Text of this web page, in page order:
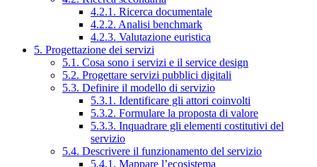
4.2.1. Ricerca documentale
4.2.2. Analisi benchmark
4.2.3. Valutazione euristica
5. Progettazione dei servizi
5.1. Cosa sono i servizi e il service design
5.2. Progettare servizi pubblici digitali
5.3. Definire il modello di servizio
5.3.1. Identificare gli attori coinvolti
5.3.2. Formulare la proposta di valore
5.3.3. Inquadrare gli elementi costitutivi del
servizio
5.4. Descrivere il funzionamento del servizio
5.4.1. Mappare l’ecosistema